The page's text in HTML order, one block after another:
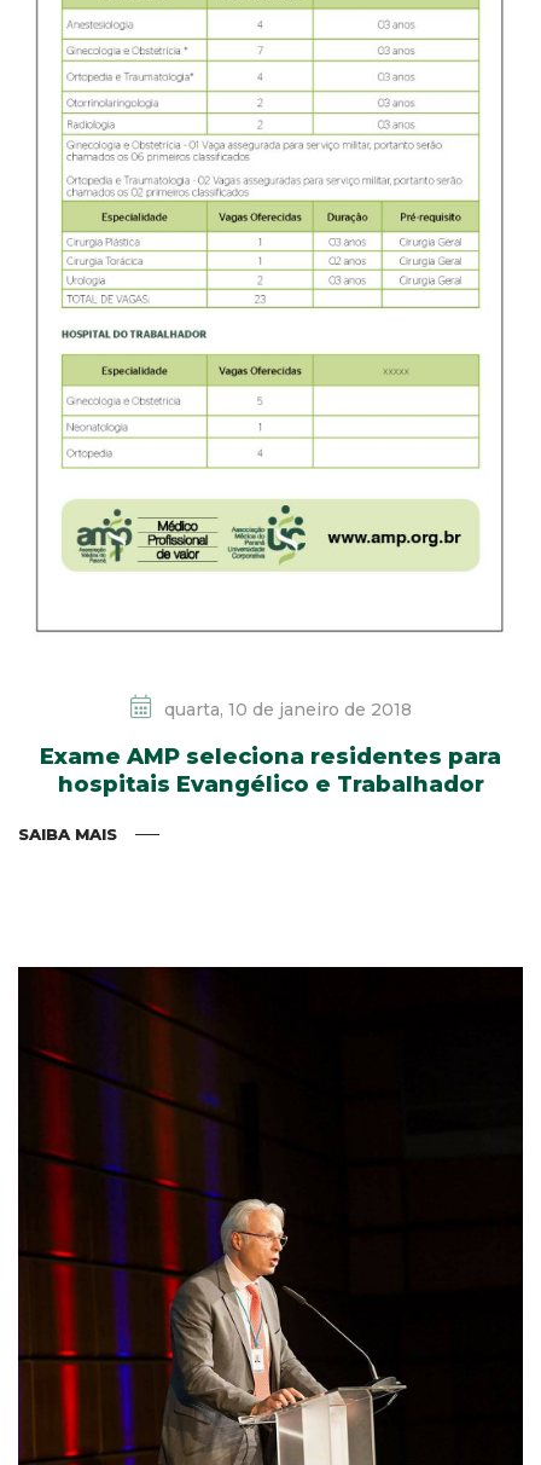
quarta, 10 de janeiro de 2018
Exame AMP seleciona residentes para
hospitais Evangélico e Trabalhador
SAIBA MAIS